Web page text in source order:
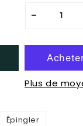
-
Plus de
Épingler